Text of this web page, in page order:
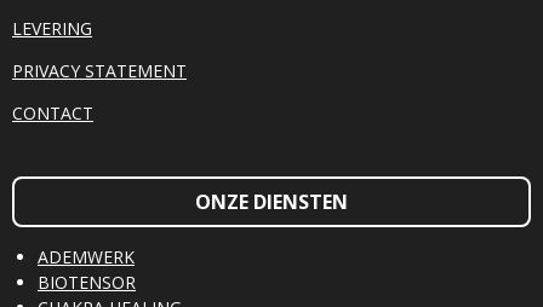
LEVERING
PRIVACY STATEMENT
CONTACT
ONZE DIENSTEN
ADEMWERK
BIOTENSOR